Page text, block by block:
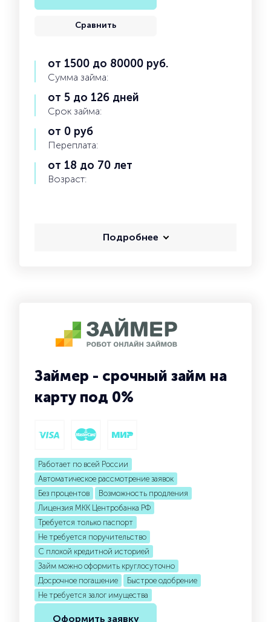
Сравнить
от 1500 до 80000 руб.
Сумма займа:
от 5 до 126 дней
Срок займа:
от 0 руб
Переплата:
от 18 до 70 лет
Возраст:
Подробнее
Займер - срочный займ на
карту под 0%
Работает по всей России
Автоматическое рассмотрение заявок
Без процентов
Возможность продления
Лицензия МКК Центробанка РФ
Требуется только паспорт
Не требуется поручительство
С плохой кредитной историей
Займ можно оформить круглосуточно
Досрочное погашение
Быстрое одобрение
Не требуется залог имущества
Оформить заявку